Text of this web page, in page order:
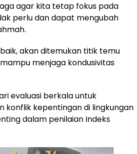
agar kita tetap fokus pada
perlu dan dapat mengubah
akan ditemukan titik temu
menjaga kondusivitas
evaluasi berkala untuk
kepentingan di lingkungan
dalam penilaian Indeks